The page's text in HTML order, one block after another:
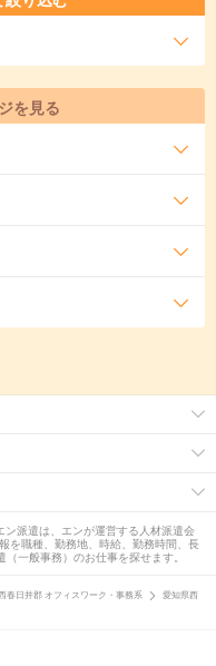
を見る
派遣は、エンが運営する人材派遣会
を職種、勤務地、時給、勤務時間、長
一般事務）のお仕事を探せます。
春日井郡 オフィスワーク・事務系
愛知県西